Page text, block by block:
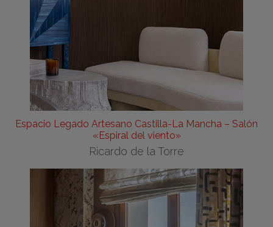
Espacio Legado Artesano Castilla-La Mancha – Salón
«Espiral del viento»
Ricardo de la Torre